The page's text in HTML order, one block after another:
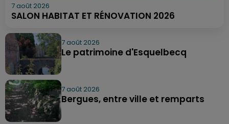
7 août 2026
SALON HABITAT ET RÉNOVATION 2026
7 août 2026
Le patrimoine d'Esquelbecq
7 août 2026
Bergues, entre ville et remparts